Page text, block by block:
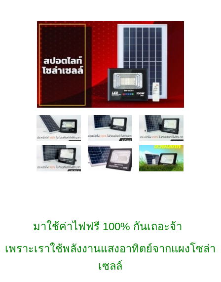
มาใช้ค่าไฟฟรี 100% กันเถอะจ้า
เพราะเราใช้พลังงานแสงอาทิตย์จากแผงโซล่า
เซลล์